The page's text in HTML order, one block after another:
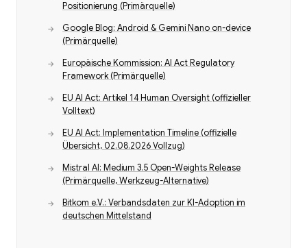
Positionierung (Primärquelle)
Google Blog: Android & Gemini Nano on-device
(Primärquelle)
Europäische Kommission: AI Act Regulatory
Framework (Primärquelle)
EU AI Act: Artikel 14 Human Oversight (offizieller
Volltext)
EU AI Act: Implementation Timeline (offizielle
Übersicht, 02.08.2026 Vollzug)
Mistral AI: Medium 3.5 Open-Weights Release
(Primärquelle, Werkzeug-Alternative)
Bitkom e.V.: Verbandsdaten zur KI-Adoption im
deutschen Mittelstand